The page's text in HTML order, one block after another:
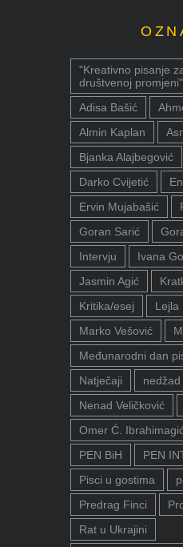
"Kreativno pisanje
društvenoj promjeni"
Adisa Bašić
Almin Kaplan
Bjanka Alajbegović
Darko Cvijetić
Ervin Mujabašić
Goran Sarić
Intervju
Ivana
Jasmin Agić
Kritika/esej
Lejla
Marko Vešović
Međunarodni dan
Natječaji
Nenad Veličković
Omer Ć.
PEN BiH
PEN
Pisci u gostima
Predrag Finci
Rat u Ukrajini